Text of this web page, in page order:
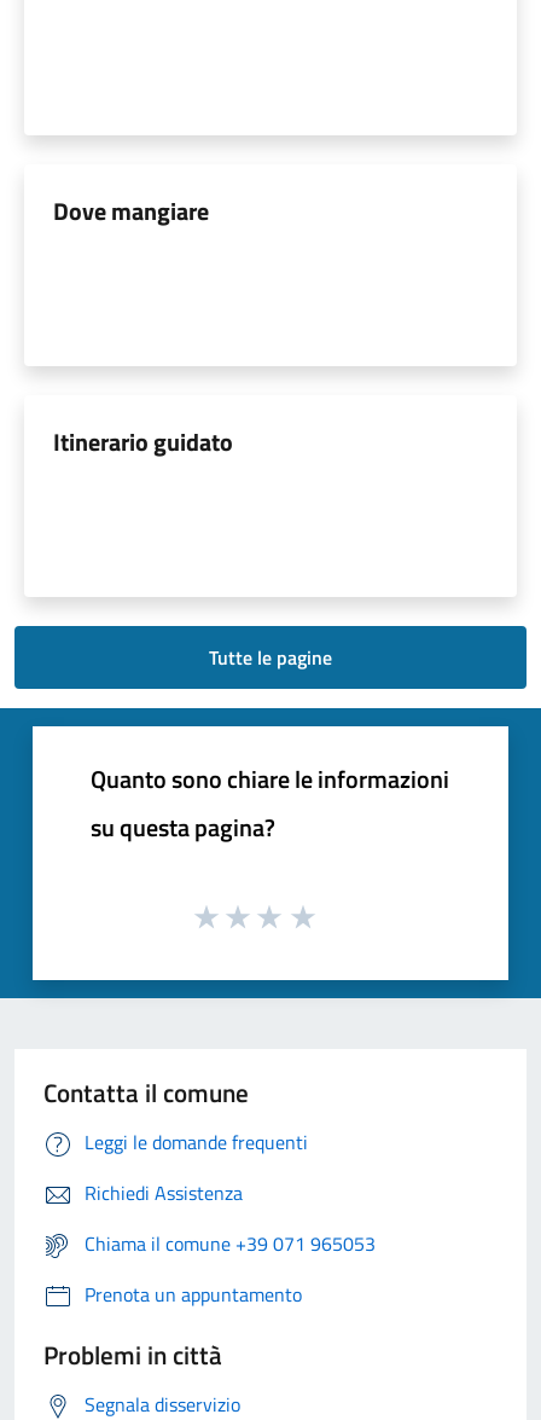
Dove mangiare
Itinerario guidato
Tutte le pagine
Quanto sono chiare le informazioni
su questa pagina?
Contatta il comune
Leggi le domande frequenti
Richiedi Assistenza
Chiama il comune +39 071 965053
Prenota un appuntamento
Problemi in città
Segnala disservizio